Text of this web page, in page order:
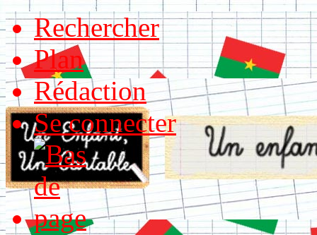
Rechercher
Plan
Rédaction
Se connecter